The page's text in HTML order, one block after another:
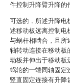
件控制升降臂升降的
可选的，所述升降电
述移动板远离控制电
与蜗杆相啮合，且所
轴转动连接在移动板
动板并伸出于移动板
蜗轮的一端同轴固定
竖直固定连接有升降